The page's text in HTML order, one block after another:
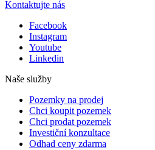
Kontaktujte nás
Facebook
Instagram
Youtube
Linkedin
Naše služby
Pozemky na prodej
Chci koupit pozemek
Chci prodat pozemek
Investiční konzultace
Odhad ceny zdarma